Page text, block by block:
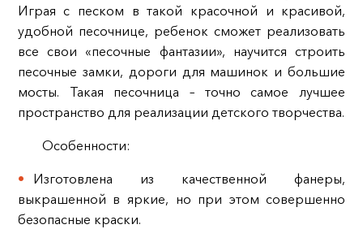
Играя с песком в такой красочной и красивой,
удобной песочнице, ребенок сможет реализовать
все свои «песочные фантазии», научится строить
песочные замки, дороги для машинок и большие
мосты. Такая песочница – точно самое лучшее
пространство для реализации детского творчества.
Особенности:
Изготовлена из качественной фанеры,
выкрашенной в яркие, но при этом совершенно
безопасные краски.